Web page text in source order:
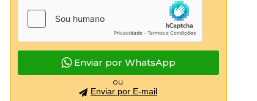
Enviar por WhatsApp
ou
Enviar por E-mail